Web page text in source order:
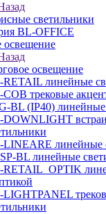
светильники
BL-OFFICE
освещение
освещение
линейные
трековые
BL (IP40) линейные
DOWNLIGHT
линейные
BL линейные